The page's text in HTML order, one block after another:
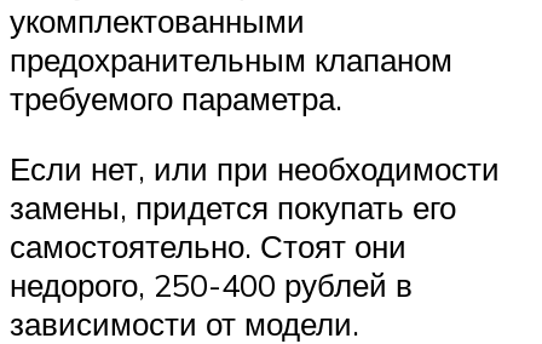
укомплектованными
предохранительным клапаном
требуемого параметра.
Если нет, или при необходимости
замены, придется покупать его
самостоятельно. Стоят они
недорого, 250-400 рублей в
зависимости от модели.